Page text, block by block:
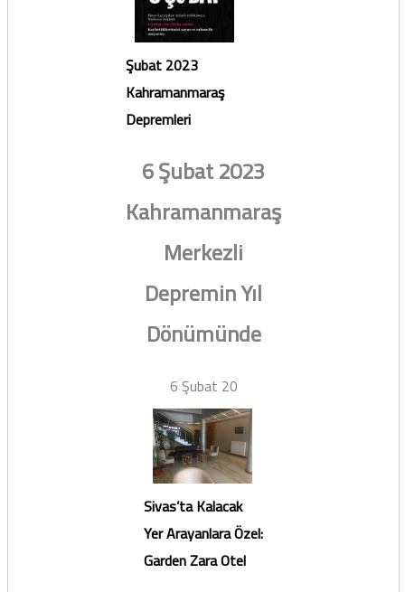
Şubat 2023
Kahramanmaraş
Depremleri
6 Şubat 2023
Kahramanmaraş
Merkezli
Depremin Yıl
Dönümünde
6 Şubat 20
Sivas’ta Kalacak
Yer Arayanlara Özel:
Garden Zara Otel